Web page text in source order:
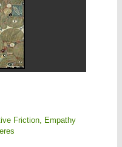
Friction, Empathy